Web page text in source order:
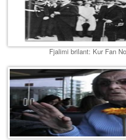
Fjalimi brilant: Kur Fan